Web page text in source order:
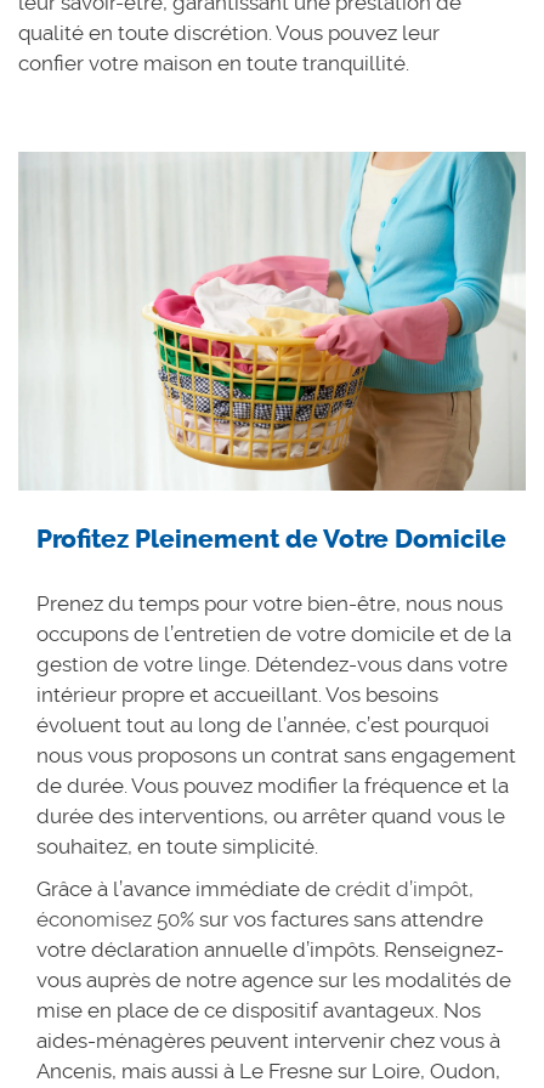
qualité en toute discrétion. Vous pouvez leur
confier votre maison en toute tranquillité.
Profitez Pleinement de Votre Domicile
Prenez du temps pour votre bien-être, nous nous
occupons de l’entretien de votre domicile et de la
gestion de votre linge. Détendez-vous dans votre
intérieur propre et accueillant. Vos besoins
évoluent tout au long de l’année, c’est pourquoi
nous vous proposons un contrat sans engagement
de durée. Vous pouvez modifier la fréquence et la
durée des interventions, ou arrêter quand vous le
souhaitez, en toute simplicité.
Grâce à l’avance immédiate de crédit d’impôt,
économisez 50% sur vos factures sans attendre
votre déclaration annuelle d’impôts. Renseignez-
vous auprès de notre agence sur les modalités de
mise en place de ce dispositif avantageux. Nos
aides-ménagères peuvent intervenir chez vous à
Ancenis, mais aussi à Le Fresne sur Loire, Oudon,